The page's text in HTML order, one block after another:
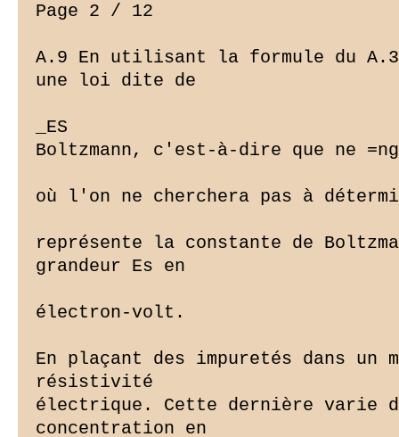
Page 2 / 12
A.9 En utilisant la formule du
une loi dite de
_ES
Boltzmann, c'est-à-dire que ne
où l'on ne cherchera pas à
représente la constante de
grandeur Es en
électron-volt.
En plaçant des impuretés dans
résistivité
électrique. Cette dernière varie
concentration en